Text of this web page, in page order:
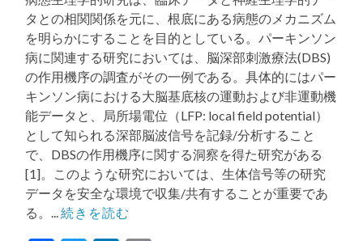
タとの相関関係を元に、根底にある病態のメカニズム
を明らかにすることを目的としている。パーキンソン
病に関連する研究においては、脳深部刺激療法(DBS)
の作用機序の調査がその一例である。具体的にはパー
キンソン病における大脳基底核の運動および非運動機
能データと、局所場電位（LFP: local field potential）
として知られる深部脳波信号を記録/分析すること
で、DBSの作用機序に関する洞察を得た研究がある
[1]。このような研究においては、生体信号等の研究
データを安全な環境で収集/共有することが重要であ
る。...続きを読む